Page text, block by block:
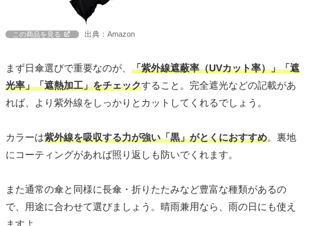
この商品を見る 出典：Amazon
まず日傘選びで重要なのが、 「紫外線遮蔽率（UVカット率）」「遮
光率」「遮熱加工」をチェックすること。完全遮光などの記載があ
れば、より紫外線をしっかりとカットしてくれるでしょう。
カラーは紫外線を吸収する力が強い「黒」がとくにおすすめ。裏地
にコーティングがあれば照り返しも防いでくれます。
また通常の傘と同様に長傘・折りたたみなど豊富な種類があるの
で、用途に合わせて選びましょう。晴雨兼用なら、雨の日にも使え